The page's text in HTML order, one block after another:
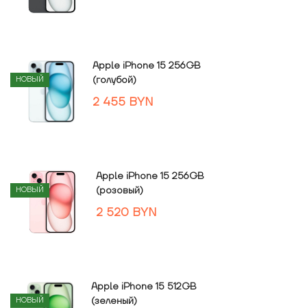
НОВЫЙ
Apple iPhone 15 256GB
(голубой)
2 455 BYN
НОВЫЙ
Apple iPhone 15 256GB
(розовый)
2 520 BYN
НОВЫЙ
Apple iPhone 15 512GB
(зеленый)